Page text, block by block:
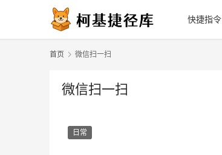
快捷指令
首页 微信扫一扫
微信扫一扫
日常